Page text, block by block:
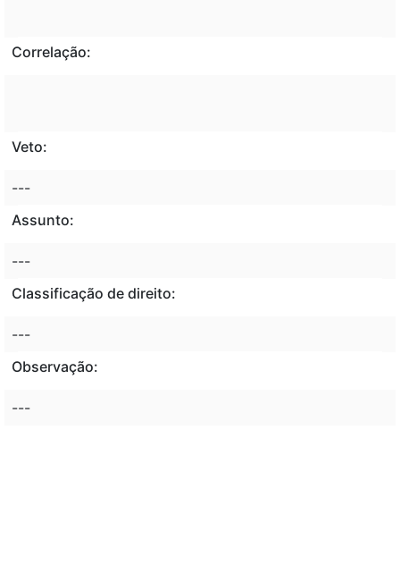
Correlação:
Veto:
---
Assunto:
---
Classificação de direito:
---
Observação:
---